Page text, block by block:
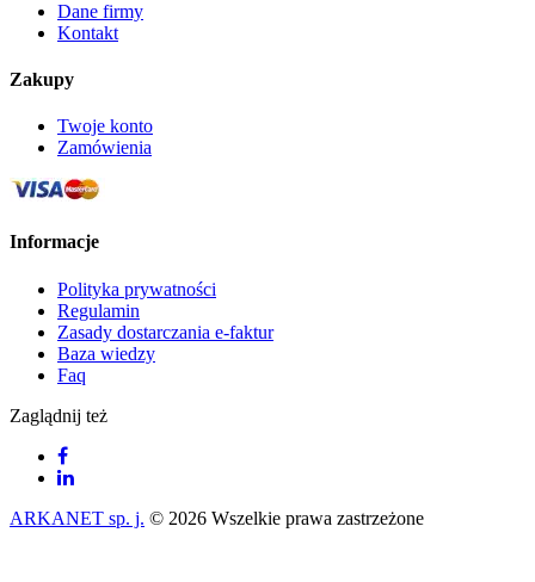
Dane firmy
Kontakt
Zakupy
Twoje konto
Zamówienia
Informacje
Polityka prywatności
Regulamin
Zasady dostarczania e-faktur
Baza wiedzy
Faq
Zaglądnij też
ARKANET sp. j. © 2026 Wszelkie prawa zastrzeżone